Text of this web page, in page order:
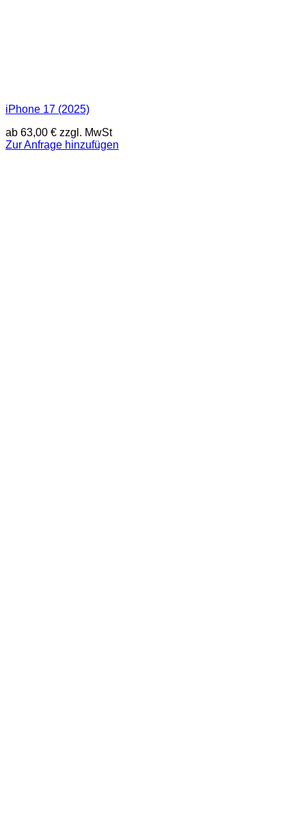
iPhone 17 (2025)
ab 63,00 € zzgl. MwSt
Zur Anfrage hinzufügen